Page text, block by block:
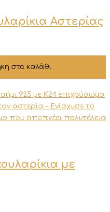
Αστερίας
στο καλάθι
με